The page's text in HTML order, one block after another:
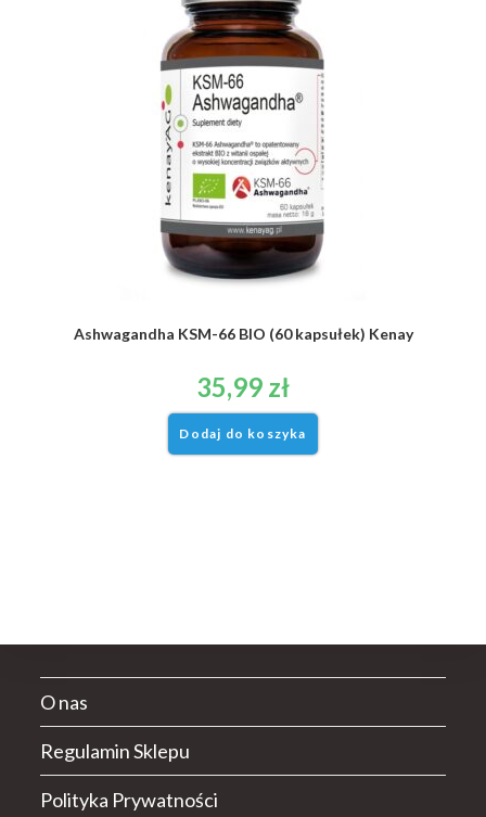
Ashwagandha KSM-66 BIO (60 kapsułek) Kenay
35,99 zł
Dodaj do koszyka
O nas
Regulamin Sklepu
Polityka Prywatności